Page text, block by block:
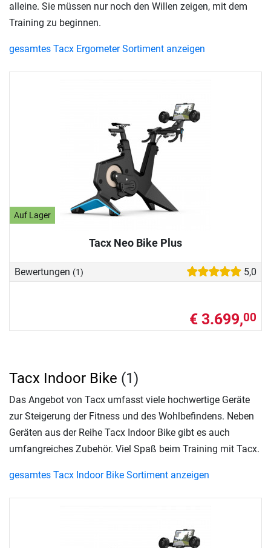
Auf Lager
Tacx Neo Bike Plus
Bewertungen (1) 5,0
€ 3.699,00
alleine. Sie müssen nur noch den Willen zeigen, mit dem
Training zu beginnen.
gesamtes Tacx Ergometer Sortiment anzeigen
Tacx Indoor Bike (1)
Das Angebot von Tacx umfasst viele hochwertige Geräte
zur Steigerung der Fitness und des Wohlbefindens. Neben
Geräten aus der Reihe Tacx Indoor Bike gibt es auch
umfangreiches Zubehör. Viel Spaß beim Training mit Tacx.
gesamtes Tacx Indoor Bike Sortiment anzeigen